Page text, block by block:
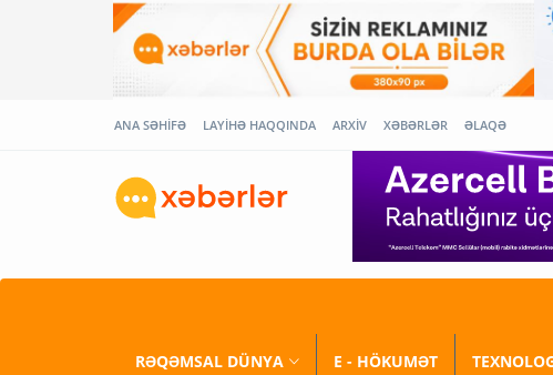
ANA SƏHİFƏ LAYİHƏ HAQQINDA ARXİV XƏBƏRLƏR ƏLAQƏ
RƏQƏMSAL DÜNYA E - HÖKUMƏT